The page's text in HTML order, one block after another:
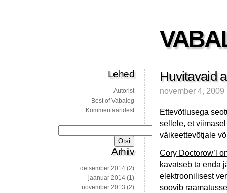
Huvitavaid
november 4, 2009
Ettevõtlusega
sellele, et
väikeettevõtjale
Cory Doctorow’l
kavatseb ta enda
elektroonilisest
soovib
Lehed
Autorist
Best of Vabalog
Kommentaaridest
Arhiiv
detsember 2014 (2)
jaanuar 2014 (1)
november 2013 (2)